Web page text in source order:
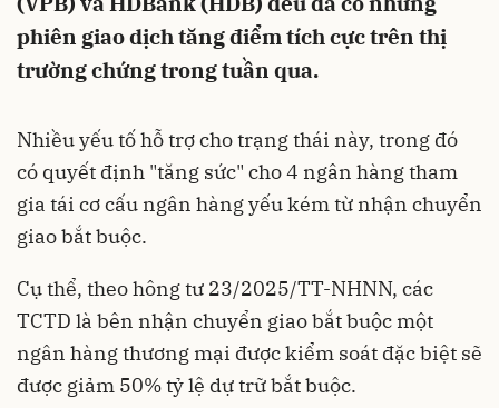
phiên giao dịch tăng điểm tích cực trên thị
trường chứng trong tuần qua.
Nhiều yếu tố hỗ trợ cho trạng thái này, trong đó
có quyết định "tăng sức" cho 4 ngân hàng tham
gia tái cơ cấu ngân hàng yếu kém từ nhận chuyển
giao bắt buộc.
Cụ thể, theo hông tư 23/2025/TT-NHNN, các
TCTD là bên nhận chuyển giao bắt buộc một
ngân hàng thương mại được kiểm soát đặc biệt sẽ
được giảm 50% tỷ lệ dự trữ bắt buộc.